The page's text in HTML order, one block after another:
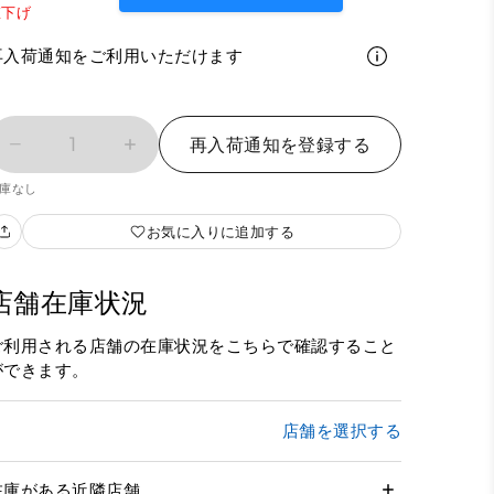
げ
入荷通知をご利用いただけます
1 再入荷通知を登録する
なし
お気に入りに追加する
舗在庫状況
利用される店舗の在庫状況をこちらで確認すること
きます。
店舗を選択する